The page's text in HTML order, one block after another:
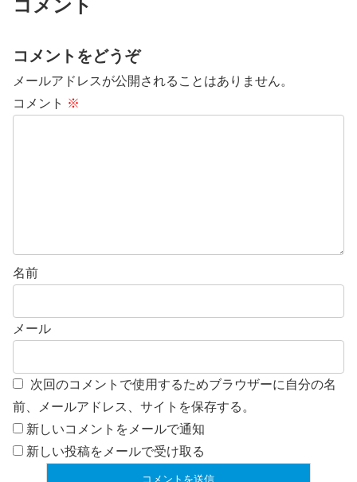
コメント
コメントをどうぞ
メールアドレスが公開されることはありません。
コメント ※
名前
メール
次回のコメントで使用するためブラウザーに自分の名
前、メールアドレス、サイトを保存する。
新しいコメントをメールで通知
新しい投稿をメールで受け取る